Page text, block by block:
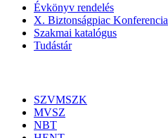
Évkönyv rendelés
X. Biztonságpiac Konferencia
Szakmai katalógus
Tudástár
SZVMSZK
MVSZ
NBT